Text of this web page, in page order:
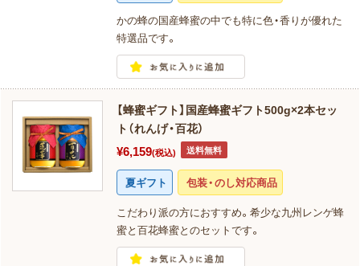
かの蜂の国産蜂蜜の中でも特に色・香りが優れた
特選品です。
【蜂蜜ギフト】国産蜂蜜ギフト500g×2本セッ
ト（れんげ・百花）
¥6,159(税込) 送料無料
夏ギフト
包装・のし対応商品
こだわり派の方におすすめ。希少な九州レンゲ蜂
蜜と百花蜂蜜とのセットです。